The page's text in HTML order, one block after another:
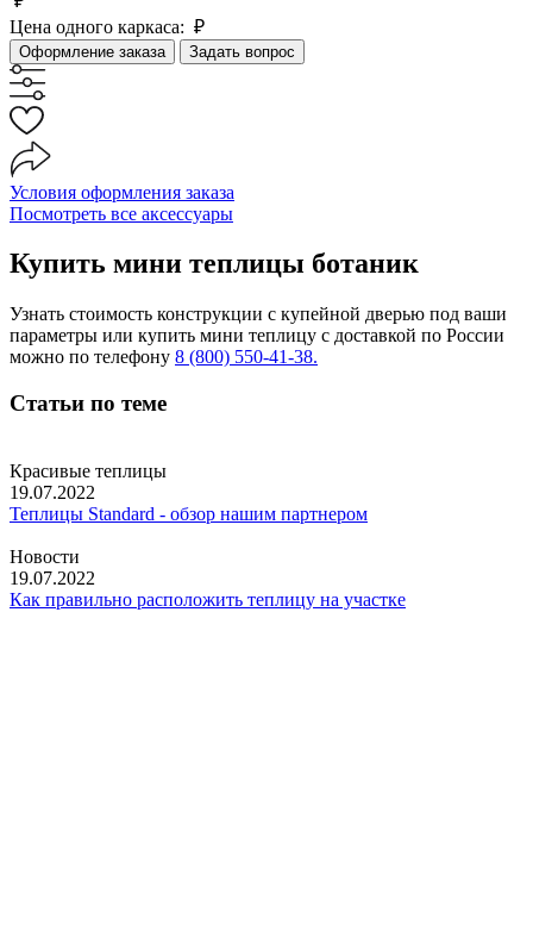
Цена одного каркаса: ₽
Оформление заказа Задать вопрос
Условия оформления заказа
Посмотреть все аксессуары
Купить мини теплицы ботаник
Узнать стоимость конструкции с купейной дверью под ваши
параметры или купить мини теплицу с доставкой по России
можно по телефону 8 (800) 550-41-38.
Статьи по теме
Красивые теплицы
19.07.2022
Теплицы Standard - обзор нашим партнером
Новости
19.07.2022
Как правильно расположить теплицу на участке